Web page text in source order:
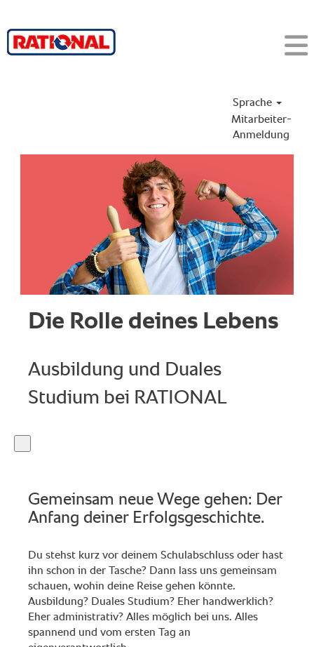
Sprache
Mitarbeiter-
Anmeldung
Die Rolle deines Lebens
Ausbildung und Duales
Studium bei RATIONAL
Gemeinsam neue Wege gehen: Der
Anfang deiner Erfolgsgeschichte.
Du stehst kurz vor deinem Schulabschluss oder hast
ihn schon in der Tasche? Dann lass uns gemeinsam
schauen, wohin deine Reise gehen könnte.
Ausbildung? Duales Studium? Eher handwerklich?
Eher administrativ? Alles möglich bei uns. Alles
spannend und vom ersten Tag an